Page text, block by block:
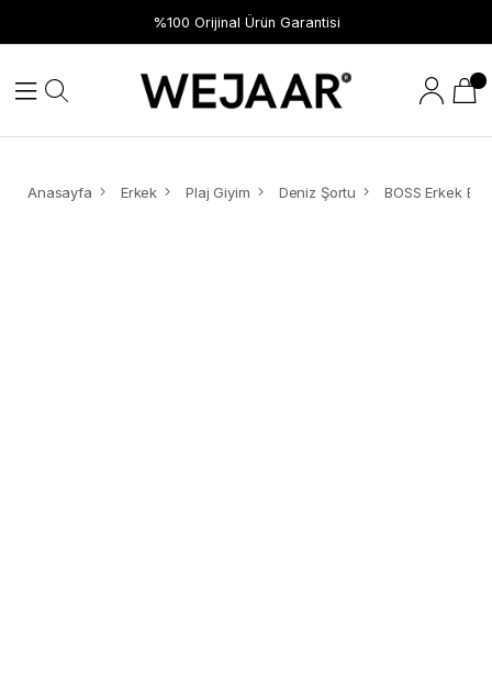
%100 Orijinal Ürün Garantisi
Anasayfa Erkek Plaj Giyim Deniz Şortu